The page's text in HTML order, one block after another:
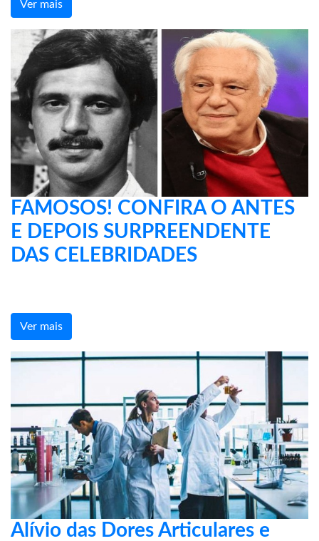
Ver mais
FAMOSOS! CONFIRA O ANTES
E DEPOIS SURPREENDENTE
DAS CELEBRIDADES
Ver mais
Alívio das Dores Articulares e